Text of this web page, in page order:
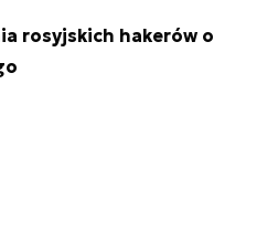
rosyjskich hakerów o